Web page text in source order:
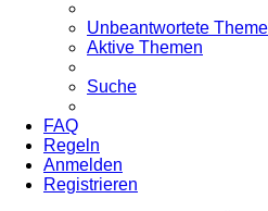
Unbeantwortete
Aktive Themen
Suche
FAQ
Regeln
Anmelden
Registrieren